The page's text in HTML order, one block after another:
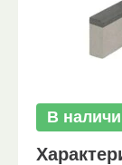
В